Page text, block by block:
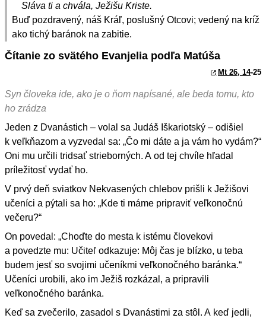
Sláva ti a chvála, Ježišu Kriste.
Buď pozdravený, náš Kráľ, poslušný Otcovi; vedený na kríž
ako tichý baránok na zabitie.
Čítanie zo svätého Evanjelia podľa Matúša
Mt 26, 14-25
Syn človeka ide, ako je o ňom napísané, ale beda tomu, kto
ho zrádza
Jeden z Dvanástich – volal sa Judáš Iškariotský – odišiel
k veľkňazom a vyzvedal sa: „Čo mi dáte a ja vám ho vydám?“
Oni mu určili tridsať strieborných. A od tej chvíle hľadal
príležitosť vydať ho.
V prvý deň sviatkov Nekvasených chlebov prišli k Ježišovi
učeníci a pýtali sa ho: „Kde ti máme pripraviť veľkonočnú
večeru?“
On povedal: „Choďte do mesta k istému človekovi
a povedzte mu: Učiteľ odkazuje: Môj čas je blízko, u teba
budem jesť so svojimi učeníkmi veľkonočného baránka.“
Učeníci urobili, ako im Ježiš rozkázal, a pripravili
veľkonočného baránka.
Keď sa zvečerilo, zasadol s Dvanástimi za stôl. A keď jedli,